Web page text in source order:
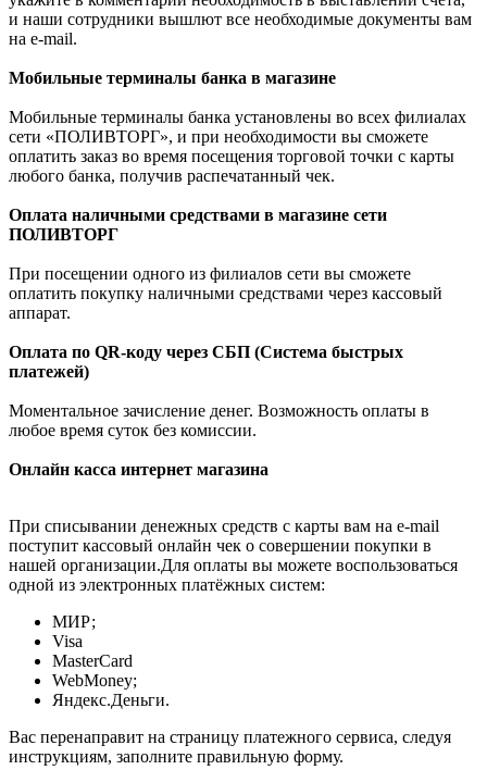
и наши сотрудники вышлют все необходимые документы вам
на e-mail.
Мобильные терминалы банка в магазине
Мобильные терминалы банка установлены во всех филиалах
сети «ПОЛИВТОРГ», и при необходимости вы сможете
оплатить заказ во время посещения торговой точки с карты
любого банка, получив распечатанный чек.
Оплата наличными средствами в магазине сети
ПОЛИВТОРГ
При посещении одного из филиалов сети вы сможете
оплатить покупку наличными средствами через кассовый
аппарат.
Оплата по QR-коду через СБП (Система быстрых
платежей)
Моментальное зачисление денег. Возможность оплаты в
любое время суток без комиссии.
Онлайн касса интернет магазина
При списывании денежных средств с карты вам на e-mail
поступит кассовый онлайн чек о совершении покупки в
нашей организации.Для оплаты вы можете воспользоваться
одной из электронных платёжных систем:
МИР;
Visa
MasterCard
WebMoney;
Яндекс.Деньги.
Вас перенаправит на страницу платежного сервиса, следуя
инструкциям, заполните правильную форму.